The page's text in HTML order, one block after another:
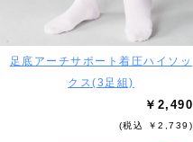
足底アーチサポート着圧ハイソッ
クス(3足組)
￥2,490
(税込 ￥2,739)